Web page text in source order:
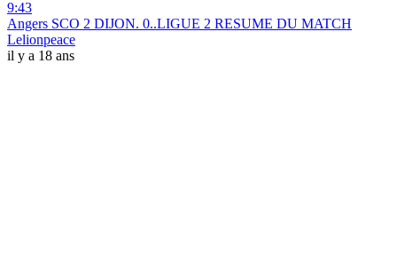
9:43
Angers SCO 2 DIJON. 0..LIGUE 2 RESUME DU MATCH
Lelionpeace
il y a 18 ans